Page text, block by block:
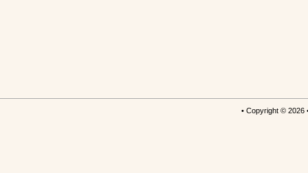
• Copyright © 2026